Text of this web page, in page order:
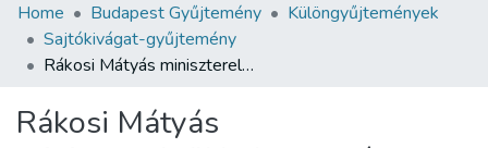
Communities & Collections
All of DSpace
Home Budapest Gyűjtemény
Különgyűjtemények
Sajtókivágat-gyűjtemény
Rákosi Mátyás miniszterelnökhelyettes és a kormány több tagja jelenlétében választották meg Budapest első munkáspolgármesterét: Pongrácz Kálmánt és munkásalpolgármesterét: Köböl Józsefet
Rákosi Mátyás